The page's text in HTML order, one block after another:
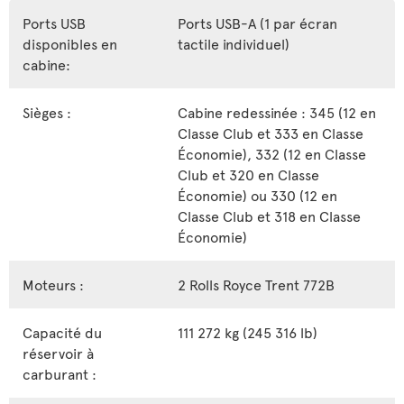
Ports USB
disponibles en
cabine:
Ports USB-A (1 par écran
tactile individuel)
Sièges :
Cabine redessinée : 345 (12 en
Classe Club et 333 en Classe
Économie), 332 (12 en Classe
Club et 320 en Classe
Économie) ou 330 (12 en
Classe Club et 318 en Classe
Économie)
Moteurs : 2 Rolls Royce Trent 772B
Capacité du
réservoir à
carburant :
111 272 kg (245 316 lb)